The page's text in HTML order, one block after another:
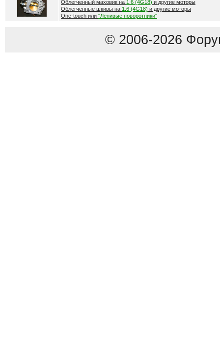
Облегченный маховик на 1.6 (4G18) и другие моторы
Облегченные шкивы на 1.6 (4G18) и другие моторы
One-touch или "Ленивые поворотники"
© 2006-2026